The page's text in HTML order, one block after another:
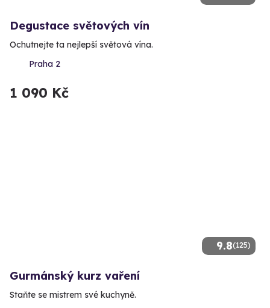
Degustace světových vín
Ochutnejte ta nejlepší světová vína.
Praha 2
1 090 Kč
9.8(125)
Gurmánský kurz vaření
Staňte se mistrem své kuchyně.